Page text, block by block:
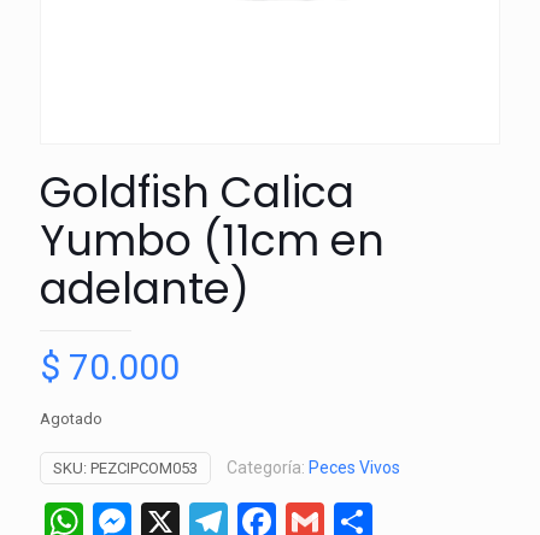
Goldfish Calica
Yumbo (11cm en
adelante)
$ 70.000
Agotado
SKU: PEZCIPCOM053 Categoría: Peces Vivos
WhatsApp
Messenger
X Telegram
Facebook
Gmail